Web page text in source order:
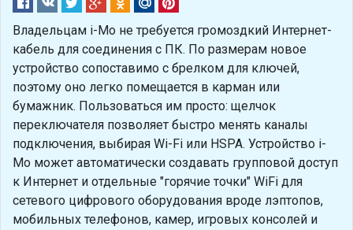
Владельцам i-Mo не требуется громоздкий Интернет-
кабель для соединения с ПК. По размерам новое
устройство сопоставимо с брелком для ключей,
поэтому оно легко помещается в карман или
бумажник. Пользоваться им просто: щелчок
переключателя позволяет быстро менять каналы
подключения, выбирая Wi-Fi или HSPA. Устройство i-
Mo может автоматически создавать групповой доступ
к Интернет и отдельные "горячие точки" WiFi для
сетевого цифрового оборудования вроде лэптопов,
мобильных телефонов, камер, игровых консолей и